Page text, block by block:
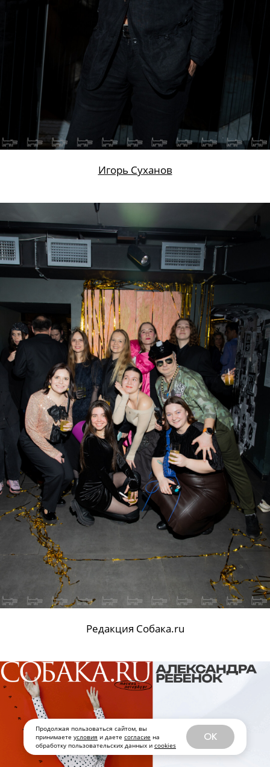
Продолжая пользоваться сайтом, вы
принимаете условия и даете согласие на
обработку пользовательских данных и cookies
OK
Игорь Суханов
Редакция Собака.ru